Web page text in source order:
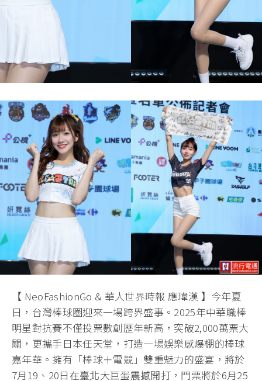
【 NeoFashionGo & 華人世界時報 應瑋漢 】今年夏
日，台灣棒球圈迎來一場跨界盛事。2025年中華職棒
明星對抗賽不僅投票數創歷年新高，突破2,000萬票大
關，更攜手日本任天堂，打造一場娛樂感爆棚的棒球
嘉年華。擁有「棒球＋電競」雙重魅力的盛宴，將於
7月19、20日在臺北大巨蛋震撼開打，門票將於6月25